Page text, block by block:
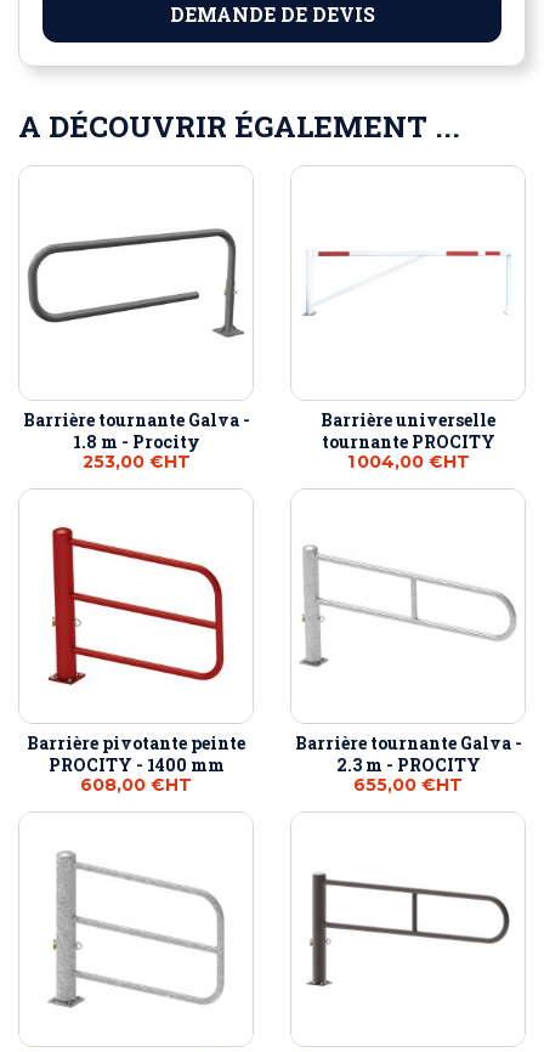
DEMANDE DE DEVIS
A DÉCOUVRIR ÉGALEMENT ...
Barrière tournante Galva -
1.8 m - Procity
253,00 €HT
Barrière universelle
tournante PROCITY
1 004,00 €HT
Barrière pivotante peinte
PROCITY - 1400 mm
608,00 €HT
Barrière tournante Galva -
2.3 m - PROCITY
655,00 €HT